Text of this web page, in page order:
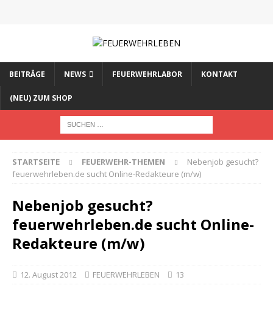
BEITRÄGE NEWS FEUERWEHRLABOR KONTAKT
(NEU) ZUM SHOP
STARTSEITE FEUERWEHR-THEMEN
Nebenjob gesucht?
feuerwehrleben.de sucht Online-Redakteure (m/w)
Nebenjob gesucht?
feuerwehrleben.de sucht Online-
Redakteure (m/w)
12. August 2012 FEUERWEHRLEBEN 13